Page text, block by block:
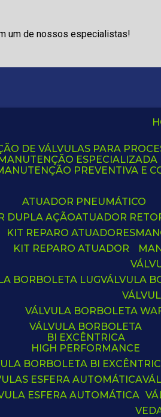
um de nossos especialistas!
DE VÁLVULAS PARA
MANUTENÇÃO
MANUTENÇÃO PREVENTIVA E
ATUADOR PNEUMÁTICO
DUPLA AÇÃO
ATUADOR
KIT REPARO ATUADORES
KIT REPARO ATUADOR
BORBOLETA LUG VÁLVULA
VÁLVULA BORBOLETA
VÁLVULA BORBOLETA
BI EXCÊNTRICA
HIGH PERFORMANCE
BORBOLETA BI
ESFERA AUTOMÁTICA
ESFERA AUTOMÁTICA